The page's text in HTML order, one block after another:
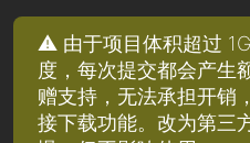
⚠️ 由于项目体积超过
度，每次提交都会产生
赠支持，无法承担开销
接下载功能。改为第三